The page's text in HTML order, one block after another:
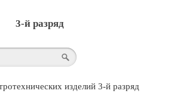
3-й разряд
изделий 3-й разряд